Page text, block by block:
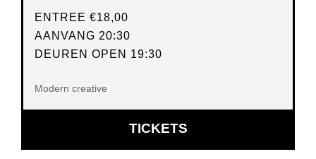
ENTREE €18,00
AANVANG 20:30
DEUREN OPEN 19:30
Modern creative
TICKETSOPENT
IN